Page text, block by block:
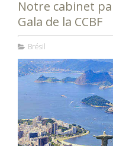
Notre cabinet
Gala de la CCBF
Brésil